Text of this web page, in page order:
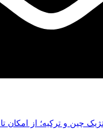
چین و ترکیه؛ از امکان